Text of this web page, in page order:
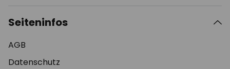
Seiteninfos
AGB
Datenschutz